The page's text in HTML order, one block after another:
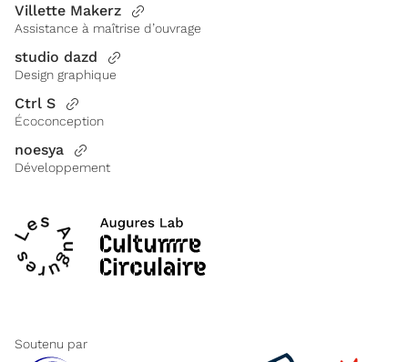
Villette Makerz
Assistance à maîtrise d’ouvrage
studio dazd
Design graphique
Ctrl S
Écoconception
noesya
Développement
Soutenu par